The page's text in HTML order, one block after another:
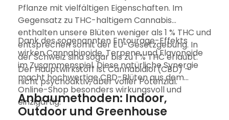
Pflanze mit vielfältigen Eigenschaften. Im
Gegensatz zu THC-haltigem Cannabis
enthalten unsere Blüten weniger als 1 % THC und
entsprechen somit der EU-Gesetzgebung. In
der Schweiz sind sogar bis zu 1 % THC erlaubt.
Der Hauptwirkstoff ist Cannabidiol (CBD) –
nicht psychoaktiv, aber voller Potenzial.
Dank des sogenannten Entourage-Effekts
wirken Cannabinoide, Terpene und Flavonoide
im Zusammenspiel. Diese natürliche Synergie
macht hochwertige CBD-Blüten aus dem
Online-Shop besonders wirkungsvoll und
einzigartig.
Anbaumethoden: Indoor,
Outdoor und Greenhouse